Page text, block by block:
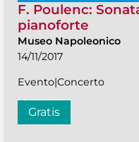
F. Poulenc:
pianoforte
Museo Napoleonico
14/11/2017
Evento|Concerto
Gratis